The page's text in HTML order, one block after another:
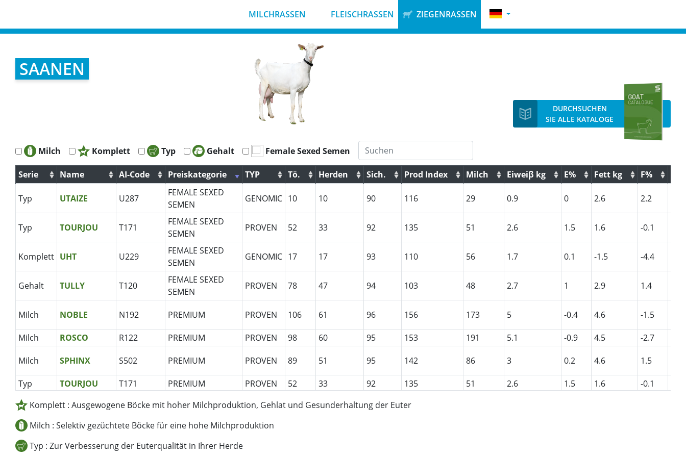
MILCHRASSEN FLEISCHRASSEN ZIEGENRASSEN
SAANEN
DURCHSUCHEN
SIE ALLE KATALOGE
Milch Komplett Typ Gehalt Female Sexed Semen
Serie Name AI-Code Preiskategorie TYP Tö. Herden Sich. Prod Index Milch Eiweiβ kg E% Fett kg F%
Serie Name AI-Code Preiskategorie TYP Tö. Herden Sich. Prod Index Milch Eiweiβ kg E% Fett kg F%
Typ UTAIZE U287
FEMALE SEXED
SEMEN
GENOMIC 10 10 90 116 29 0.9 0 2.6 2.2
Typ TOURJOU T171
FEMALE SEXED
SEMEN
PROVEN 52 33 92 135 51 2.6 1.5 1.6 -0.1
Komplett UHT U229
FEMALE SEXED
SEMEN
GENOMIC 17 17 93 110 56 1.7 0.1 -1.5 -4.4
Gehalt TULLY T120
FEMALE SEXED
SEMEN
PROVEN 78 47 94 103 48 2.7 1 2.9 1.4
Milch NOBLE N192 PREMIUM PROVEN 106 61 96 156 173 5 -0.4 4.6 -1.5
Milch ROSCO R122 PREMIUM PROVEN 98 60 95 153 191 5.1 -0.9 4.5 -2.7
Milch SPHINX S502 PREMIUM PROVEN 89 51 95 142 86 3 0.2 4.6 1.5
Typ TOURJOU T171 PREMIUM PROVEN 52 33 92 135 51 2.6 1.5 1.6 -0.1
Komplett SAUVIGNON S519 PREMIUM PROVEN 119 64 96 130
Komplett : Ausgewogene Böcke mit hoher Milchproduktion, Gehlat und Gesunderhaltung der Euter
Milch : Selektiv gezüchtete Böcke für eine hohe Milchproduktion
Typ : Zur Verbesserung der Euterqualität in Ihrer Herde